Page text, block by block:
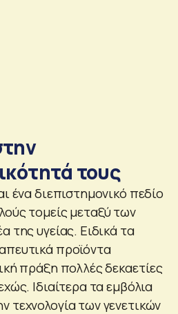
τους
ένα διεπιστημονικό πεδίο
τομείς μεταξύ των
της υγείας. Ειδικά τα
προϊόντα
πράξη πολλές δεκαετίες
Ιδιαίτερα τα εμβόλια
τεχνολογία των γενετικών